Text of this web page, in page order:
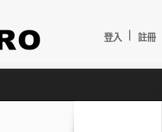
登入 註冊